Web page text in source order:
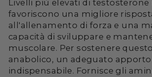
Livelli più elevati di
favoriscono una migliore
all'allenamento di forza e una
capacità di sviluppare e
muscolare. Per sostenere
anabolico, un adeguato
indispensabile. Fornisce gli